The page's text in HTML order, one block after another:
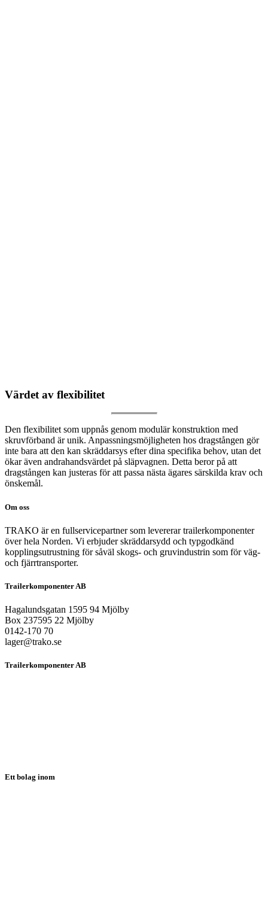
Värdet av flexibilitet
Den flexibilitet som uppnås genom modulär konstruktion med
skruvförband är unik. Anpassningsmöjligheten hos dragstången gör
inte bara att den kan skräddarsys efter dina specifika behov, utan det
ökar även andrahandsvärdet på släpvagnen. Detta beror på att
dragstången kan justeras för att passa nästa ägares särskilda krav och
önskemål.
Om oss
TRAKO är en fullservicepartner som levererar trailerkomponenter
över hela Norden. Vi erbjuder skräddarsydd och typgodkänd
kopplingsutrustning för såväl skogs- och gruvindustrin som för väg-
och fjärrtransporter.
Trailerkomponenter AB
Hagalundsgatan 1595 94 Mjölby
Box 237595 22 Mjölby
0142-170 70
lager@trako.se
Trailerkomponenter AB
Ett bolag inom